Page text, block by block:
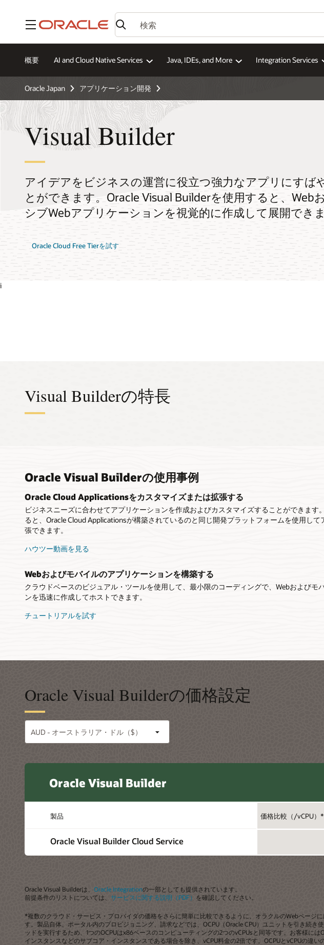
メニュー
概要 AI and Cloud Native Services Java, IDEs, and More Integration Services
Oracle Japan アプリケーション開発
Visual Builder
アイデアをビジネスの運営に役立つ強力なアプリにすば
とができます。Oracle Visual Builderを使用すると、Web
シブWebアプリケーションを視覚的に作成して展開できま
Oracle Cloud Free Tierを試す
i
Visual Builderの特長
サービスカタログ
アプリケーションでOracle Cloud
クトに簡単にアクセスできます。
Oracle Applicationサービスカタ
Webベースのアプリビルダー
すぐに始めることができます。Visual
なので、ソフトウェアをダウンロード
する必要はありません。
Visual Builderの実際の動作を見る
データオブジェクトのカスタマイズ
アプリケーションに関連したデータを
トを定義できます。スプレッドシート
リケーションに置き換えることができ
クラウドへの公開
作成したアプリケーションはクラウド
クトップまたはモバイルデバイスから
マルチチャネルアプリの構築
Oracle Visual Builderの使用事例
Oracle Cloud Applicationsをカスタマイズまたは拡張する
ビジネスニーズに合わせてアプリケーションを作成およびカスタマイズすることができます
ると、Oracle Cloud Applicationsが構築されているのと同じ開発プラットフォームを使用し
張できます。
ハウツー動画を見る
Webおよびモバイルのアプリケーションを構築する
クラウドベースのビジュアル・ツールを使用して、最小限のコーディングで、Webおよびモ
ンを迅速に作成してホストできます。
チュートリアルを試す
Oracle Visual Builderの価格設定
Oracle Visual Builder
製品 価格比較（/vCPU）*
Oracle Visual Builder Cloud Service
Oracle Visual Builderは、 Oracle Integrationの一部としても提供されています。
前提条件のリストについては、 サービスに関する説明（PDF） を確認してください。
*複数のクラウド・サービス・プロバイダの価格をさらに簡単に比較できるように、オラクルのWebページ
す。製品自体、ポータル内のプロビジョニング、請求などでは、OCPU（Oracle CPU）ユニットを引き続
ッドを実行するため、1つのOCPUはx86ベースのコンピューティングの2つのvCPUsと同等です。お客様に
インスタンスなどのサブコア・インスタンスである場合を除き、vCPU料金の2倍です。OCPUとvCPUの違い